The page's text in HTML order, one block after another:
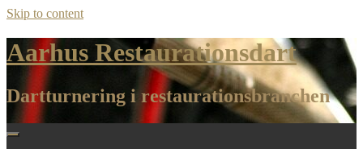
Skip to content
Aarhus Restaurationsdart
Dartturnering i restaurationsbranchen